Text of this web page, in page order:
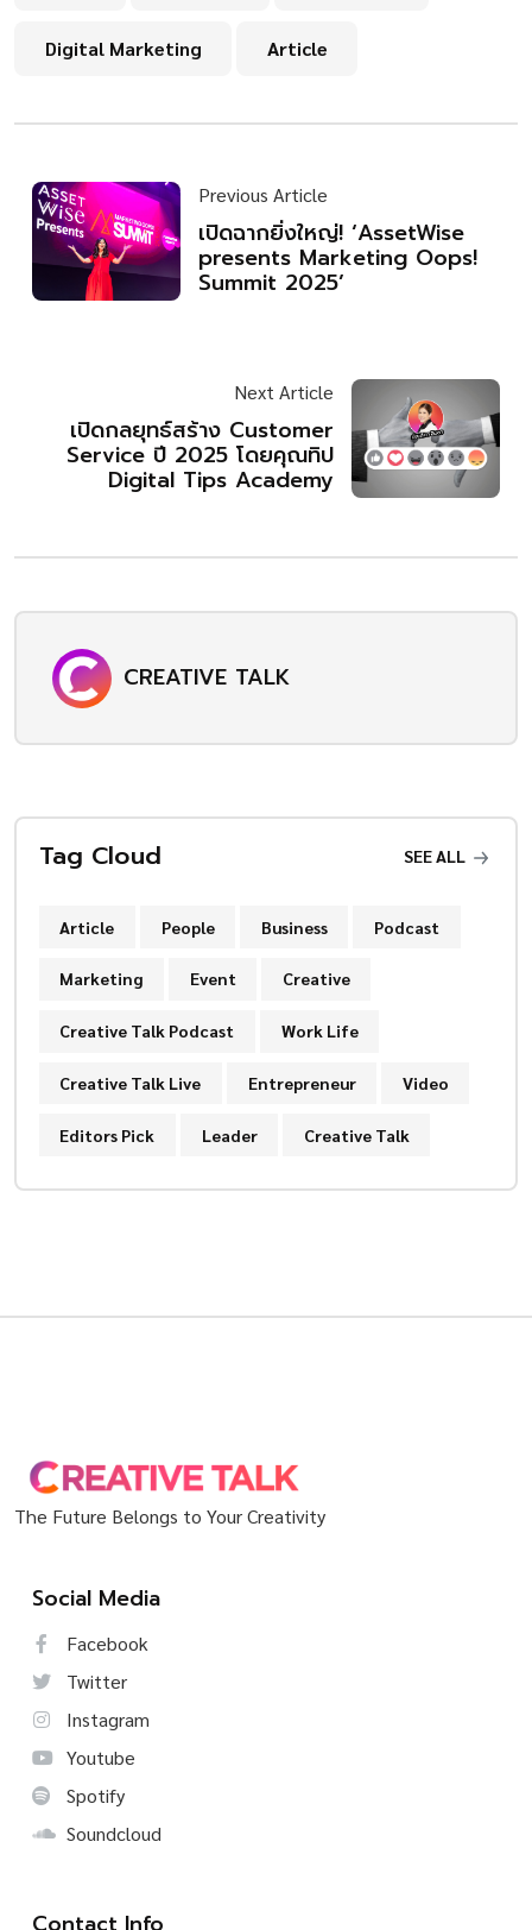
Digital Marketing Article
Previous Article
เปิดฉากยิ่งใหญ่! ‘AssetWise
presents Marketing Oops!
Summit 2025’
Next Article
เปิดกลยุทธ์สร้าง Customer
Service ปี 2025 โดยคุณทิป
Digital Tips Academy
CREATIVE TALK
Tag Cloud SEE ALL
Article People Business Podcast
Marketing Event Creative
Creative Talk Podcast Work Life
Creative Talk Live Entrepreneur Video
Editors Pick Leader Creative Talk
The Future Belongs to Your Creativity
Social Media
Facebook
Twitter
Instagram
Youtube
Spotify
Soundcloud